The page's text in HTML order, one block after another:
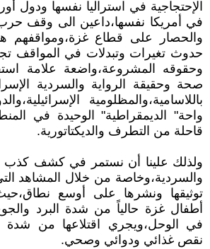
الإحتجاجية في استراليا نفسها ودول
في أمريكا نفسها،داعين الى وقف حرب
والحصار على قطاع غزة،ومواقفهم
حدوث تغيرات وتبدلات في المواقف
وحقوقه المشروعة،واضعة علامة
صحة وحقيقة الرواية والسردية
باللاسامية،والمظلومية
واحة" الديمقراطية" الوحيدة في
قاحلة من التطرف والديكتاتورية.
ولذلك علينا أن نستمر في كشف كذب
والسردية،وخاصة من خلال المشاهد
توثيقها ونشرها على أوسع
أطفال غزة حالياً من شدة البرد
في الوحل،ويجري اقتلاعها من
نقص غذائي ودوائي وصحي.